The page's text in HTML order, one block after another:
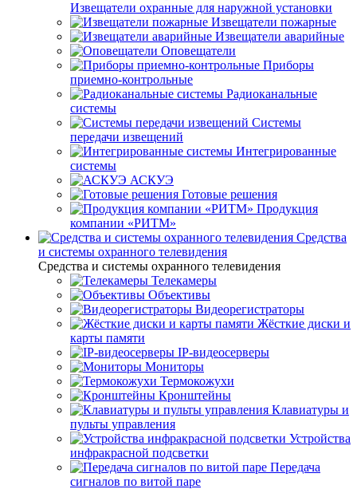
Извещатели охранные для наружной установки
Извещатели пожарные
Извещатели аварийные
Оповещатели
Приборы
приемно-контрольные
Радиоканальные
системы
Системы
передачи извещений
Интегрированные
системы
АСКУЭ
Готовые решения
Продукция
компании «РИТМ»
Средства
и системы охранного телевидения
Средства и системы охранного телевидения
Телекамеры
Объективы
Видеорегистраторы
Жёсткие диски и
карты памяти
IP-видеосерверы
Мониторы
Термокожухи
Кронштейны
Клавиатуры и
пульты управления
Устройства
инфракрасной подсветки
Передача
сигналов по витой паре